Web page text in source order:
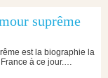
suprême
est la biographie la
à ce jour.…